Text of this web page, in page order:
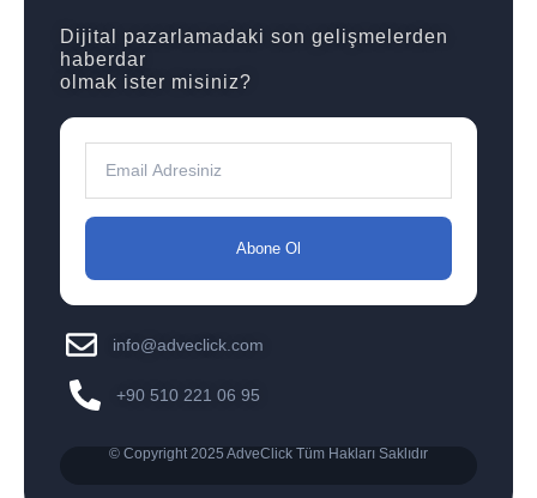
Dijital pazarlamadaki son gelişmelerden
haberdar
olmak ister misiniz?
Abone Ol
info@adveclick.com
+90 510 221 06 95
© Copyright 2025 AdveClick Tüm Hakları Saklıdır